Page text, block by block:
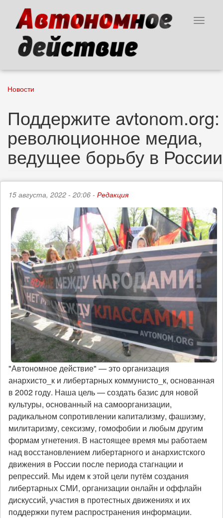
основному
содержанию
Toggle
Новости
Поддержите avtonom.org:
революционное медиа,
ведущее борьбу в России
15 августа, 2022 - 20:06 - Редакция
"Автономное действие" — это организация
анархисто_к и либертарных коммунисто_к, основанная
в 2002 году. Наша цель — создать базис для новой
культуры, основанный на самоорганизации,
радикальном сопротивлении капитализму, фашизму,
милитаризму, сексизму, гомофобии и любым другим
формам угнетения. В настоящее время мы работаем
над восстановлением либертарного и анархистского
движения в России после периода стагнации и
репрессий. Мы идем к этой цели путём создания
либертарных СМИ, организации онлайн и оффлайн
дискуссий, участия в протестных движениях и их
поддержки путем распространения информации.